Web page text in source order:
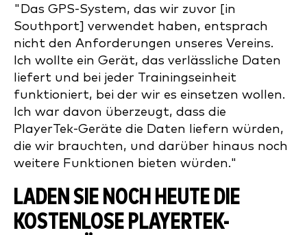
"Das GPS-System, das wir zuvor [in
Southport] verwendet haben, entsprach
nicht den Anforderungen unseres Vereins.
Ich wollte ein Gerät, das verlässliche Daten
liefert und bei jeder Trainingseinheit
funktioniert, bei der wir es einsetzen wollen.
Ich war davon überzeugt, dass die
PlayerTek-Geräte die Daten liefern würden,
die wir brauchten, und darüber hinaus noch
weitere Funktionen bieten würden."
LADEN SIE NOCH HEUTE DIE
KOSTENLOSE PLAYERTEK-